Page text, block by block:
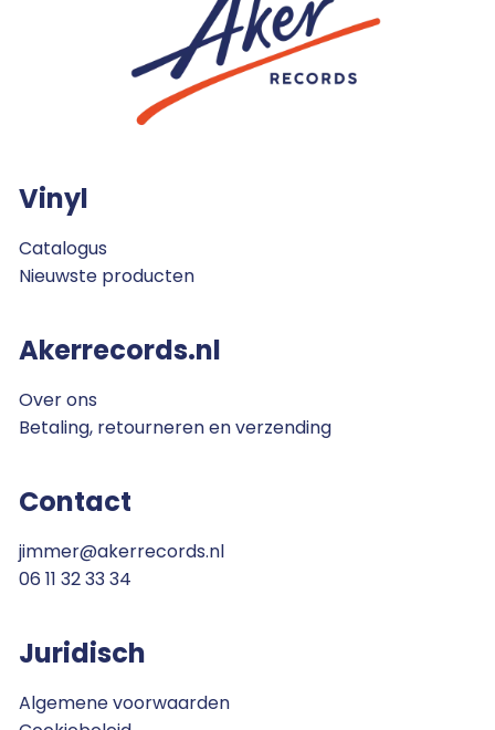
Vinyl
Catalogus
Nieuwste producten
Akerrecords.nl
Over ons
Betaling, retourneren en verzending
Contact
jimmer@akerrecords.nl
06 11 32 33 34
Juridisch
Algemene voorwaarden